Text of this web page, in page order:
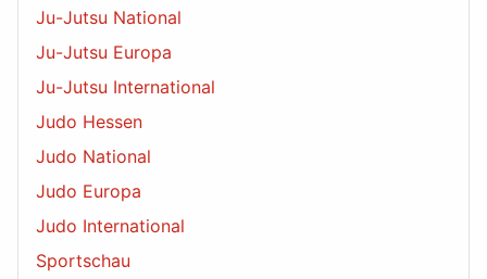
Ju-Jutsu National
Ju-Jutsu Europa
Ju-Jutsu International
Judo Hessen
Judo National
Judo Europa
Judo International
Sportschau